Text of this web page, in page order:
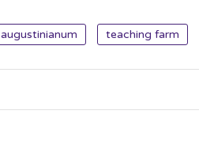
augustinianum teaching farm